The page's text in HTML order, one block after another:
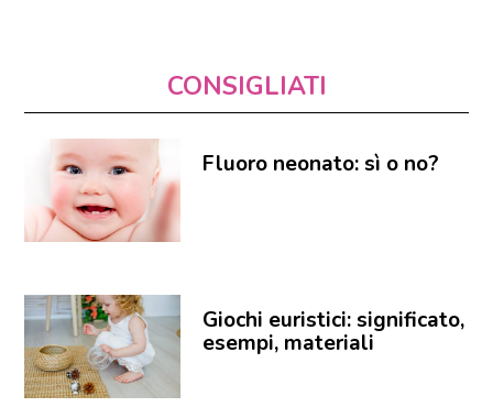
CONSIGLIATI
Fluoro neonato: sì o no?
Giochi euristici: significato,
esempi, materiali